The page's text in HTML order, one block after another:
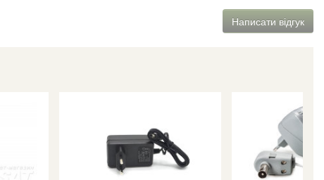
Написати відгук